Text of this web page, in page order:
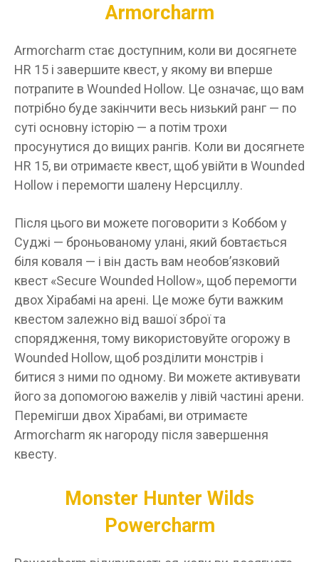
Armorcharm
Armorcharm стає доступним, коли ви досягнете
HR 15 і завершите квест, у якому ви вперше
потрапите в Wounded Hollow. Це означає, що вам
потрібно буде закінчити весь низький ранг — по
суті основну історію — а потім трохи
просунутися до вищих рангів. Коли ви досягнете
HR 15, ви отримаєте квест, щоб увійти в Wounded
Hollow і перемогти шалену Нерсциллу.
Після цього ви можете поговорити з Коббом у
Суджі — броньованому улані, який бовтається
біля коваля — і він дасть вам необов’язковий
квест «Secure Wounded Hollow», щоб перемогти
двох Хірабамі на арені. Це може бути важким
квестом залежно від вашої зброї та
спорядження, тому використовуйте огорожу в
Wounded Hollow, щоб розділити монстрів і
битися з ними по одному. Ви можете активувати
його за допомогою важелів у лівій частині арени.
Перемігши двох Хірабамі, ви отримаєте
Armorcharm як нагороду після завершення
квесту.
Monster Hunter Wilds
Powercharm